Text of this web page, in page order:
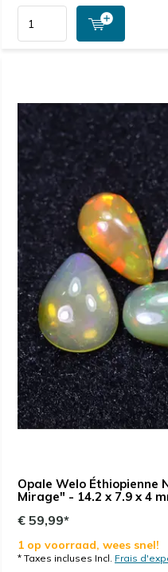
Opale Welo Éthiopienne
Mirage" - 14.2 x 7.9 x 4
€ 59,99*
1 op voorraad, wees snel!
* Taxes incluses Incl. Frais